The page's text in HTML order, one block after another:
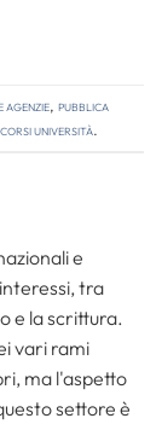
agenzie, Pubblica
università.
e
tra
e la scrittura.
vari rami
ma l'aspetto
settore è